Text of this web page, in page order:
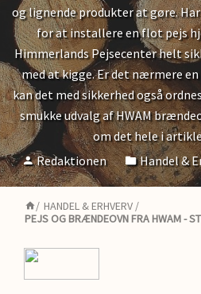
og lignende produkter at gøre.
for at installere en flot pejs
Himmerlands Pejsecenter helt
med at kigge. Er det nærmere
kan det med sikkerhed også
smukke udvalg af HWAM
om det hele i
Redaktionen
Handel &
/ HANDEL & ERHVERV /
PEJS OG BRÆNDEOVN FRA HWAM -